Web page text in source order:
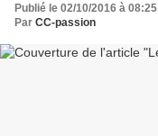
Publié le 02/10/2016 à 08:25
Par CC-passion